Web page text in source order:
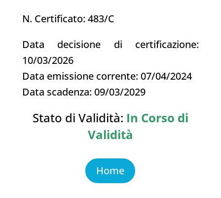
N. Certificato: 483/C
Data decisione di certificazione:
10/03/2026
Data emissione corrente: 07/04/2024
Data scadenza: 09/03/2029
Stato di Validità: In Corso di
Validità
Home